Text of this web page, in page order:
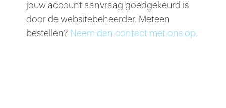
jouw account aanvraag goedgekeurd is
door de websitebeheerder. Meteen
bestellen? Neem dan contact met ons op.